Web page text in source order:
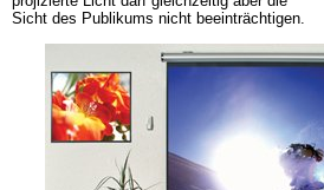
Sicht des Publikums nicht beeinträchtigen.